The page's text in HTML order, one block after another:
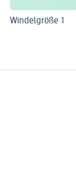
Windelgröße 1